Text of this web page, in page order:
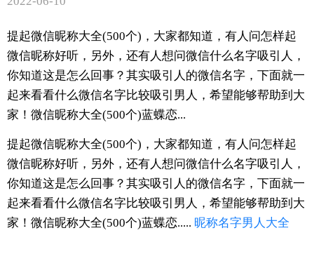
提起微信昵称大全(500个)，大家都知道，有人问怎样起
微信昵称好听，另外，还有人想问微信什么名字吸引人，
你知道这是怎么回事？其实吸引人的微信名字，下面就一
起来看看什么微信名字比较吸引男人，希望能够帮助到大
家！微信昵称大全(500个)蓝蝶恋...
提起微信昵称大全(500个)，大家都知道，有人问怎样起
微信昵称好听，另外，还有人想问微信什么名字吸引人，
你知道这是怎么回事？其实吸引人的微信名字，下面就一
起来看看什么微信名字比较吸引男人，希望能够帮助到大
家！微信昵称大全(500个)蓝蝶恋..... 昵称名字男人 大全